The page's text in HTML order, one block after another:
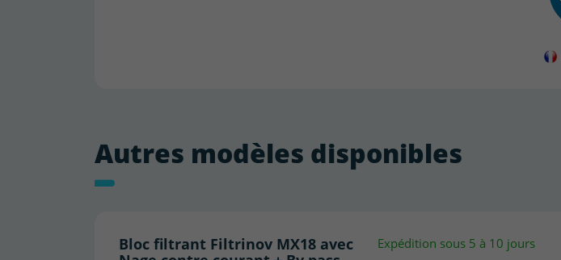
Autres modèles disponibles
Bloc filtrant Filtrinov MX18 avec
Expédition sous 5 à 10 jours